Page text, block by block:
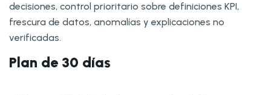
decisiones, control prioritario sobre definiciones KPI,
frescura de datos, anomalías y explicaciones no
verificadas.
Plan de 30 días